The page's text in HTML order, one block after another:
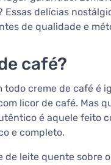
delícias
de qualidade e
café?
creme de café é
licor de café. Mas
é aquele feito
e completo.
de leite quente sobre